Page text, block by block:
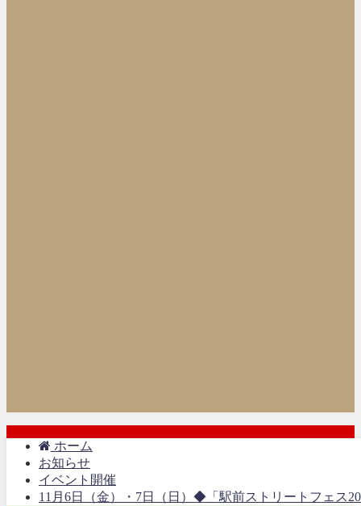
ホーム
お知らせ
イベント開催
11月6日（金）・7日（日）◆「駅前ストリートフェス